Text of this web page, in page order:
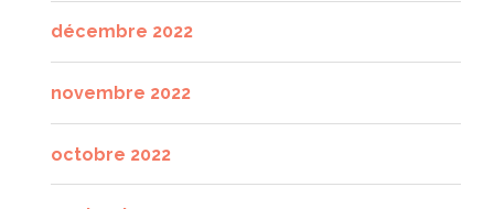
décembre 2022
novembre 2022
octobre 2022